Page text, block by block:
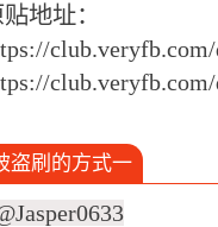
地址：
club.veryfb.com/
盗刷的方式一